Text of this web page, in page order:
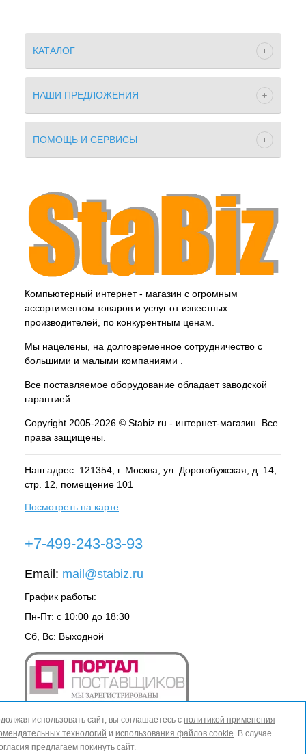
КАТАЛОГ
НАШИ ПРЕДЛОЖЕНИЯ
ПОМОЩЬ И СЕРВИСЫ
Компьютерный интернет - магазин с огромным
ассортиментом товаров и услуг от известных
производителей, по конкурентным ценам.
Мы нацелены, на долговременное сотрудничество с
большими и малыми компаниями .
Все поставляемое оборудование обладает заводской
гарантией.
Copyright 2005-2026 © Stabiz.ru - интернет-магазин. Все
права защищены.
Наш адрес: 121354, г. Москва , ул. Дорогобужская, д. 14,
стр. 12, помещение 101
Посмотреть на карте
+7-499-243-83-93
Email: mail@stabiz.ru
График работы:
Пн-Пт: с 10:00 до 18:30
Сб, Вс: Выходной
использовать сайт, вы соглашаетесь с политикой применения
технологий и использования файлов cookie. В случае
предлагаем покинуть сайт.